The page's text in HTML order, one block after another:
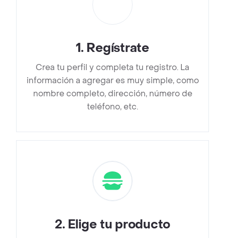
1. Regístrate
Crea tu perfil y completa tu registro. La
información a agregar es muy simple, como
nombre completo, dirección, número de
teléfono, etc.
2. Elige tu producto